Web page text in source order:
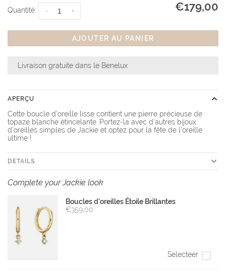
Quantité: +
- €179,00
AJOUTER AU PANIER
Livraison gratuite dans le Benelux
APERÇU
Cette boucle d'oreille lisse contient une pierre précieuse de
topaze blanche étincelante. Portez-la avec d'autres bijoux
d'oreilles simples de Jackie et optez pour la fête de l'oreille
ultime !
DETAILS
Complete your Jackie look
Boucles d'oreilles Étoile Brillantes
€359,00
Selecteer